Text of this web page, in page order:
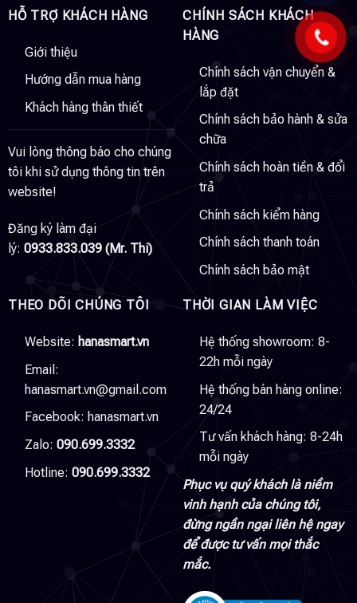
HỖ TRỢ KHÁCH HÀNG
Giới thiệu
Hướng dẫn mua hàng
Khách hàng thân thiết
Vui lòng thông báo cho chúng
tôi khi sử dụng thông tin trên
website!
Đăng ký làm đại
lý: 0933.833.039 (Mr. Thi)
CHÍNH SÁCH KHÁCH
HÀNG
Chính sách vận chuyển &
lắp đặt
Chính sách bảo hành & sửa
chữa
Chính sách hoàn tiền & đổi
trả
Chính sách kiểm hàng
Chính sách thanh toán
Chính sách bảo mật
THEO DÕI CHÚNG TÔI
Website: hanasmart.vn
Email:
hanasmart.vn@gmail.com
Facebook: hanasmart.vn
Zalo: 090.699.3332
Hotline: 090.699.3332
THỜI GIAN LÀM VIỆC
Hệ thống showroom: 8-
22h mỗi ngày
Hệ thống bán hàng online:
24/24
Tư vấn khách hàng: 8-24h
mỗi ngày
Phục vụ quý khách là niềm
vinh hạnh của chúng tôi,
đừng ngần ngại liên hệ ngay
để được tư vấn mọi thắc
mắc.